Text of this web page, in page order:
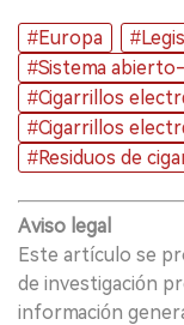
#Europa
#Sistema
#Cigarrillos
#Cigarrillos
#Residuos de
Aviso legal
Este artículo se
de investigación
información